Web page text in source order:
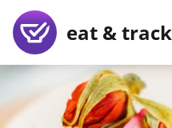
eat & track